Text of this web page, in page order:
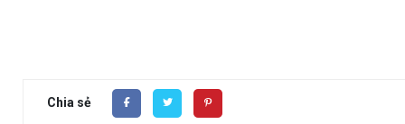
Chia sẻ